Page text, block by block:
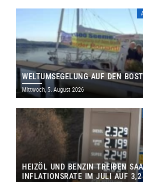
WELTUMSEGELUNG AUF DEN
Mittwoch, 5. August 2026
HEIZÖL UND BENZIN TREIBEN
INFLATIONSRATE IM JULI AUF